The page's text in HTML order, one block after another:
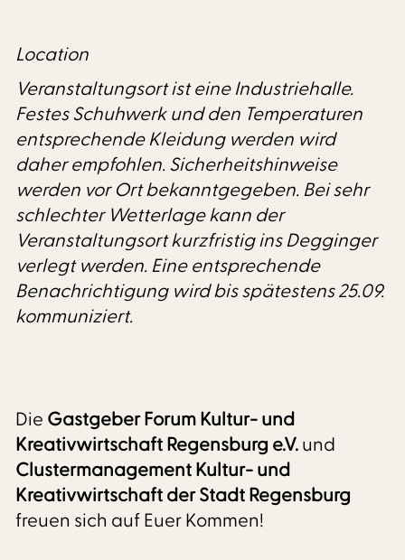
Location
Veranstaltungsort ist eine Industriehalle.
Festes Schuhwerk und den Temperaturen
entsprechende Kleidung werden wird
daher empfohlen. Sicherheitshinweise
werden vor Ort bekanntgegeben. Bei sehr
schlechter Wetterlage kann der
Veranstaltungsort kurzfristig ins Degginger
verlegt werden. Eine entsprechende
Benachrichtigung wird bis spätestens 25.09.
kommuniziert.
Die Gastgeber Forum Kultur- und
Kreativwirtschaft Regensburg e.V.und
Clustermanagement Kultur- und
Kreativwirtschaft der Stadt Regensburg
freuen sich auf Euer Kommen!